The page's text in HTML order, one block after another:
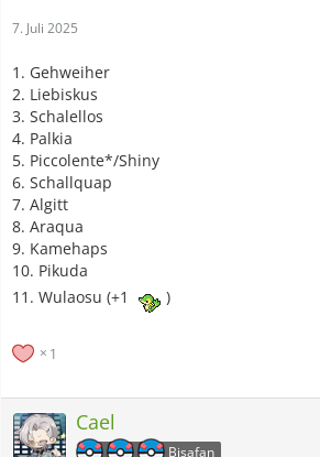
7. Juli 2025
1. Gehweiher
2. Liebiskus
3. Schalellos
4. Palkia
5. Piccolente*/Shiny
6. Schallquap
7. Algitt
8. Araqua
9. Kamehaps
10. Pikuda
11. Wulaosu (+1
)
1
Cael
Bisafan